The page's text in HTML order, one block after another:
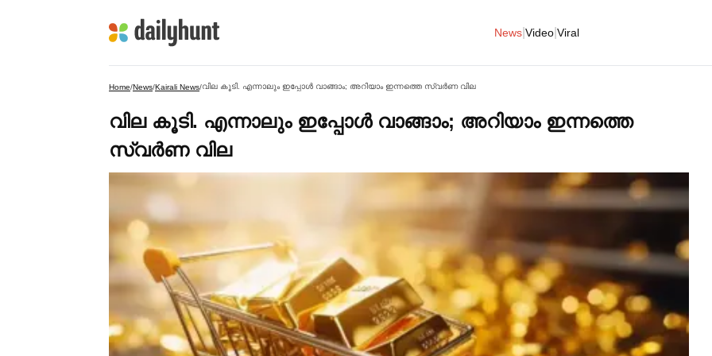
News Video Viral
Home/News/Kairali News/വില കൂടി. എന്നാലും ഇപ്പോള്‍ വാങ്ങാം; അറിയാം ഇന്നത്തെ സ്വര്‍ണ വില
വില കൂടി. എന്നാലും ഇപ്പോള്‍ വാങ്ങാം; അറിയാം ഇന്നത്തെ
സ്വര്‍ണ വില